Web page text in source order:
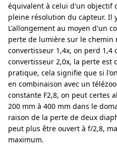
équivalent à celui d'un objectif
pleine résolution du capteur. Il
L'allongement au moyen d'un
perte de lumière sur le chemin
convertisseur 1,4x, on perd 1,4
convertisseur 2,0x, la perte est
pratique, cela signifie que si
en combinaison avec un
constante F2,8, on peut certes
200 mm à 400 mm dans le
raison de la perte de deux
peut plus être ouvert à f/2,8,
maximum.